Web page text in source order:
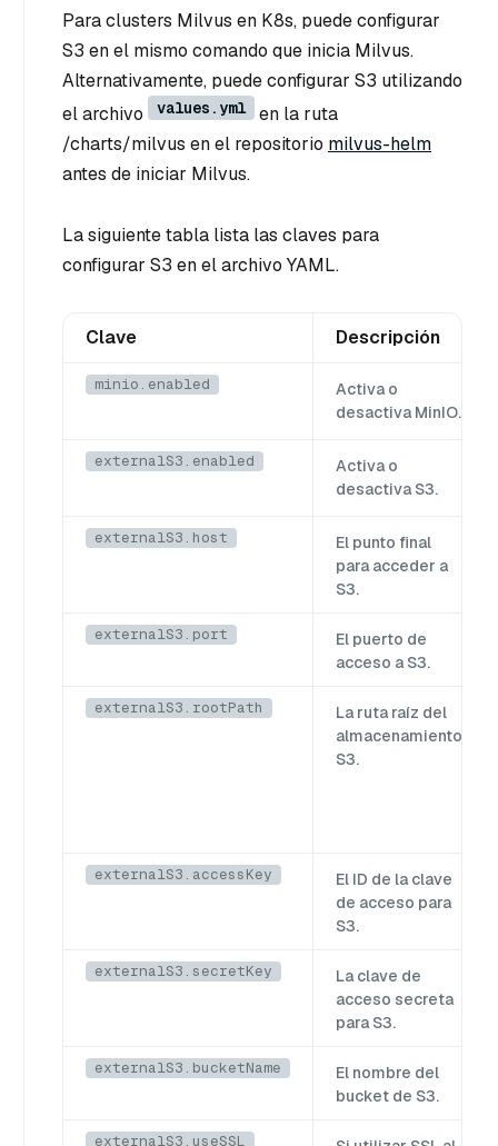
Para clusters Milvus en K8s, puede configurar
S3 en el mismo comando que inicia Milvus.
Alternativamente, puede configurar S3 utilizando
el archivo
values.yml
en la ruta
/charts/milvus en el repositorio milvus-helm
antes de iniciar Milvus.
La siguiente tabla lista las claves para
configurar S3 en el archivo YAML.
Clave Descripción
minio.enabled
Activa o
desactiva MinIO.
externalS3.enabled
Activa o
desactiva S3.
externalS3.host
El punto final
para acceder a
S3.
externalS3.port
El puerto de
acceso a S3.
externalS3.rootPath
La ruta raíz del
almacenamiento
S3.
externalS3.accessKey
El ID de la clave
de acceso para
S3.
externalS3.secretKey
La clave de
acceso secreta
para S3.
externalS3.bucketName
El nombre del
bucket de S3.
externalS3.useSSL